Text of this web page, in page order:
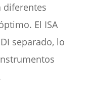
diferentes
El ISA
separado, lo